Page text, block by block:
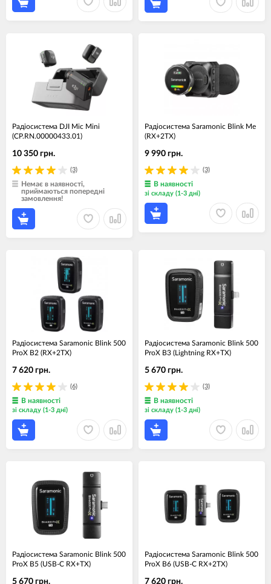
Радіосистема DJI Mic Mini
(CP.RN.00000433.01)
(3)
10 350 грн.
Немає в наявності,
приймаються попередні
замовлення!
Радіосистема Saramonic Blink Me
(RX+2TX)
(3)
9 990 грн.
В наявності
зі складу (1-3 дні)
Радіосистема Saramonic Blink 500
ProX B2 (RX+2TX)
(6)
7 620 грн.
В наявності
зі складу (1-3 дні)
Радіосистема Saramonic Blink 500
ProX B3 (Lightning RX+TX)
(3)
5 670 грн.
В наявності
зі складу (1-3 дні)
Радіосистема Saramonic Blink 500
ProX B5 (USB-C RX+TX)
5 670 грн.
Радіосистема Saramonic Blink 500
ProX B6 (USB-C RX+2TX)
7 620 грн.